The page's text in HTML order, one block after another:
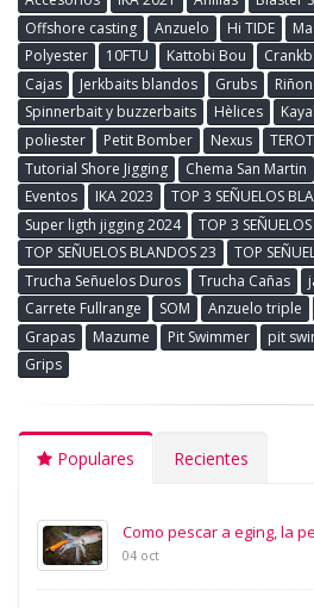
Offshore casting
Anzuelo Hi TIDE
Polyester
10FTU Kattobi Bou
Cajas
Jerkbaits blandos Grubs
Spinnerbait y buzzerbaits
Hèlices
poliester
Petit Bomber Nexus
Tutorial Shore Jigging
Chema San Martin
Eventos
IKA 2023
TOP 3 SEÑUELOS
Super ligth jigging 2024
TOP 3
TOP SEÑUELOS BLANDOS 23
TOP
Trucha Señuelos Duros
Trucha Cañas
Carrete Fullrange
SOM Anzuelo triple
Grapas
Mazume Pit Swimmer pit
Grips
Populares Recientes
Como pescar a eging, la
04 oct